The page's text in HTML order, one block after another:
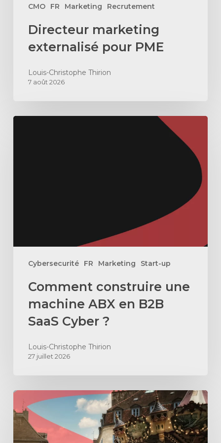
CMO FR Marketing Recrutement
Directeur marketing
externalisé pour PME
Louis-Christophe Thirion
7 août 2026
Cybersecurité FR Marketing Start-up
?
Comment construire une
machine ABX en B2B
SaaS Cyber ?
Louis-Christophe Thirion
27 juillet 2026
Comment
recruter
un
directeur